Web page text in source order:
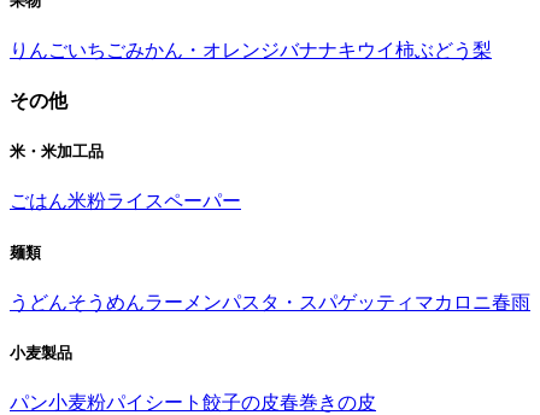
りんごいちごみかん・オレンジバナナキウイ柿ぶどう 梨
その他
米・米加工品
ごはん米粉ライスペーパー
麺類
うどんそうめんラーメンパスタ・スパゲッティ マカロニ春雨
小麦製品
パン小麦粉パイシート 餃子の皮春巻きの皮